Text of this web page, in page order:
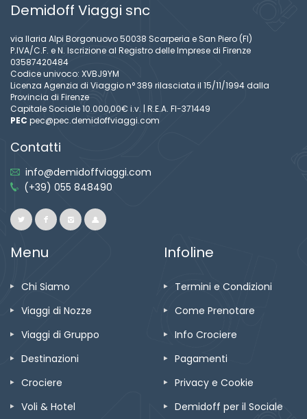
Demidoff Viaggi snc
via Ilaria Alpi Borgonuovo 50038 Scarperia e San Piero (FI)
P.IVA/C.F. e N. Iscrizione al Registro delle Imprese di Firenze
03587420484
Codice univoco: XVBJ9YM
Licenza Agenzia di Viaggio n° 389 rilasciata il 15/11/1994 dalla
Provincia di Firenze
Capitale Sociale 10.000,00€ i.v. | R.E.A. FI-371449
PEC pec@pec.demidoffviaggi.com
Contatti
info@demidoffviaggi.com
(+39) 055 848490
Menu
Chi Siamo
Viaggi di Nozze
Viaggi di Gruppo
Destinazioni
Crociere
Voli & Hotel
Infoline
Termini e Condizioni
Come Prenotare
Info Crociere
Pagamenti
Privacy e Cookie
Demidoff per il Sociale